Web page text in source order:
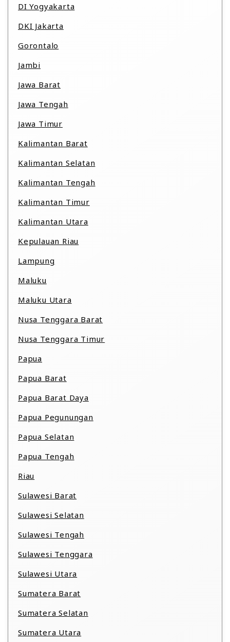
DI Yogyakarta
DKI Jakarta
Gorontalo
Jambi
Jawa Barat
Jawa Tengah
Jawa Timur
Kalimantan Barat
Kalimantan Selatan
Kalimantan Tengah
Kalimantan Timur
Kalimantan Utara
Kepulauan Riau
Lampung
Maluku
Maluku Utara
Nusa Tenggara Barat
Nusa Tenggara Timur
Papua
Papua Barat
Papua Barat Daya
Papua Pegunungan
Papua Selatan
Papua Tengah
Riau
Sulawesi Barat
Sulawesi Selatan
Sulawesi Tengah
Sulawesi Tenggara
Sulawesi Utara
Sumatera Barat
Sumatera Selatan
Sumatera Utara